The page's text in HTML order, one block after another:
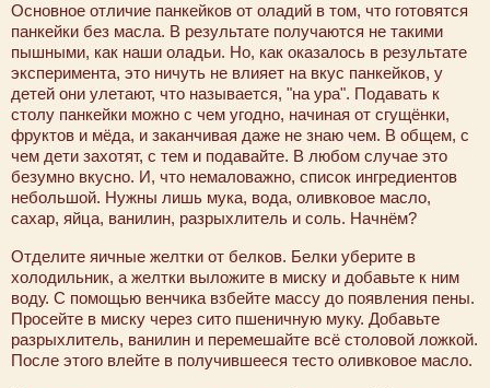
Основное отличие панкейков от оладий в том, что готовятся
панкейки без масла. В результате получаются не такими
пышными, как наши оладьи. Но, как оказалось в результате
эксперимента, это ничуть не влияет на вкус панкейков, у
детей они улетают, что называется, "на ура". Подавать к
столу панкейки можно с чем угодно, начиная от сгущёнки,
фруктов и мёда, и заканчивая даже не знаю чем. В общем, с
чем дети захотят, с тем и подавайте. В любом случае это
безумно вкусно. И, что немаловажно, список ингредиентов
небольшой. Нужны лишь мука, вода, оливковое масло,
сахар, яйца, ванилин, разрыхлитель и соль. Начнём?
Отделите яичные желтки от белков. Белки уберите в
холодильник, а желтки выложите в миску и добавьте к ним
воду. С помощью венчика взбейте массу до появления пены.
Просейте в миску через сито пшеничную муку. Добавьте
разрыхлитель, ванилин и перемешайте всё столовой ложкой.
После этого влейте в получившееся тесто оливковое масло.